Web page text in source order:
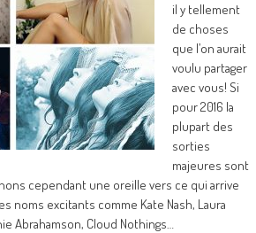
il y tellement
de choses
que l’on aurait
voulu partager
avec vous! Si
pour 2016 la
plupart des
sorties
majeures sont
cependant une oreille vers ce qui arrive
noms excitants comme Kate Nash, Laura
Abrahamson, Cloud Nothings…